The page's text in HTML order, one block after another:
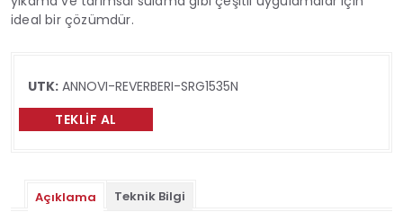
ideal bir çözümdür.
UTK: ANNOVI-REVERBERI-SRG1535N
TEKLIF AL
Açıklama Teknik Bilgi